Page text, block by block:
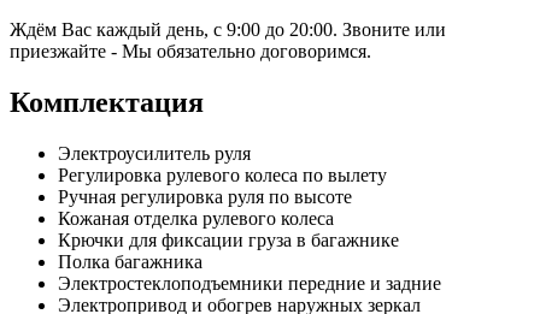
Ждём Вас каждый день, с 9:00 до 20:00. Звоните или
приезжайте - Мы обязательно договоримся.
Комплектация
Электроусилитель руля
Регулировка рулевого колеса по вылету
Ручная регулировка руля по высоте
Кожаная отделка рулевого колеса
Крючки для фиксации груза в багажнике
Полка багажника
Электростеклоподъемники передние и задние
Электропривод и обогрев наружных зеркал